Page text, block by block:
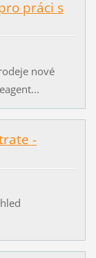
práci s
nové
-